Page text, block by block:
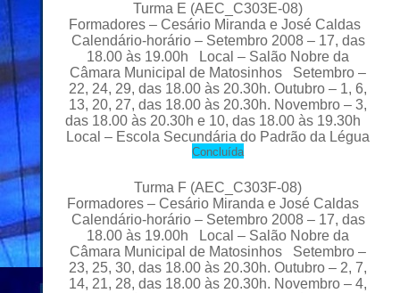
Turma E (AEC_C303E-08)
Formadores – Cesário Miranda e José Caldas
Calendário-horário – Setembro 2008 – 17, das
18.00 às 19.00h Local – Salão Nobre da
Câmara Municipal de Matosinhos Setembro –
22, 24, 29, das 18.00 às 20.30h. Outubro – 1, 6,
13, 20, 27, das 18.00 às 20.30h. Novembro – 3,
das 18.00 às 20.30h e 10, das 18.00 às 19.30h
Local – Escola Secundária do Padrão da Légua
Concluída
Turma F (AEC_C303F-08)
Formadores – Cesário Miranda e José Caldas
Calendário-horário – Setembro 2008 – 17, das
18.00 às 19.00h Local – Salão Nobre da
Câmara Municipal de Matosinhos Setembro –
23, 25, 30, das 18.00 às 20.30h. Outubro – 2, 7,
14, 21, 28, das 18.00 às 20.30h. Novembro – 4,